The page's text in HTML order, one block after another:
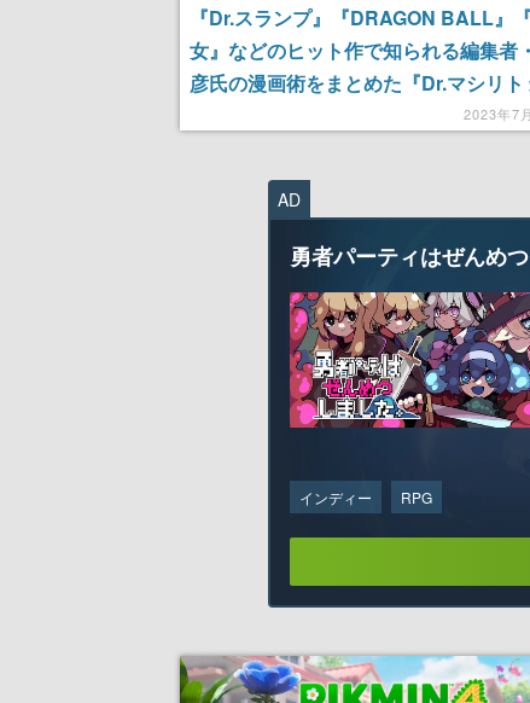
『Dr.スランプ』『DRAGON BALL』
女』などのヒット作で知られる編集者
彦氏の漫画術をまとめた『Dr.マシリト
2023年7
AD
勇者パーティはぜんめつ
インディー RPG